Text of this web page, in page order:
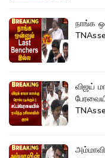
நாங்க
விஜய்